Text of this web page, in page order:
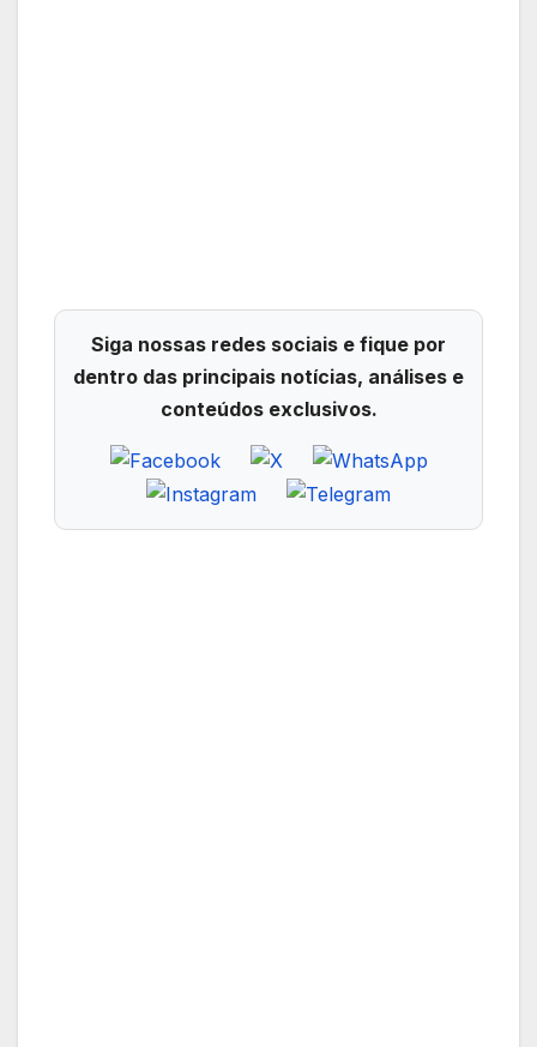
Siga nossas redes sociais e fique por
dentro das principais notícias, análises e
conteúdos exclusivos.